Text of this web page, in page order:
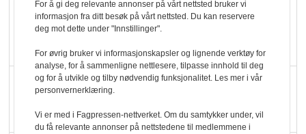
Rema-flaggskip
dundrer videre
Slik opprettholdes
ølsalget
For å gi deg relevante annonser på vårt nettsted bruker vi
informasjon fra ditt besøk på vårt nettsted. Du kan reservere
deg mot dette under "Innstillinger".
For øvrig bruker vi informasjonskapsler og lignende verktøy for
analyse, for å sammenligne nettlesere, tilpasse innhold til deg
og for å utvikle og tilby nødvendig funksjonalitet. Les mer i vår
personvernerklæring.
Vi er med i Fagpressen-nettverket. Om du samtykker under, vil
du få relevante annonser på nettstedene til medlemmene i